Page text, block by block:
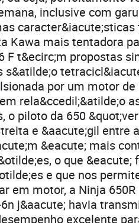
inclusive com
caracter&iacute;sticas
Kawa mais tentadora
F t&ecirc;m propostas
s&atilde;o
por um motor
rela&ccedil;&atilde;o
o piloto da 650
e &aacute;gil entre
&eacute; mais
o que
e que nos
em motor, a Ninja
j&aacute; havia
excelente